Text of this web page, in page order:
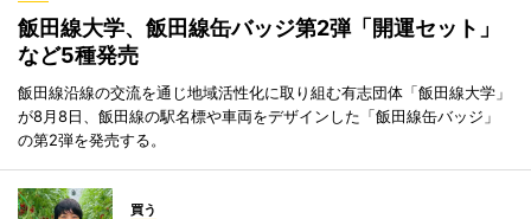
飯田線大学、飯田線缶バッジ第2弾「開運セット」
など5種発売
飯田線沿線の交流を通じ地域活性化に取り組む有志団体「飯田線大学」
が8月8日、飯田線の駅名標や車両をデザインした「飯田線缶バッジ」
の第2弾を発売する。
買う